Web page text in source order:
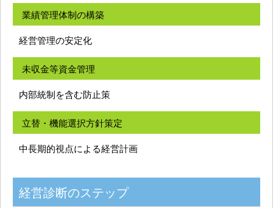
業績管理体制の構築
経営管理の安定化
未収金等資金管理
内部統制を含む防止策
立替・機能選択方針策定
中長期的視点による経営計画
経営診断のステップ